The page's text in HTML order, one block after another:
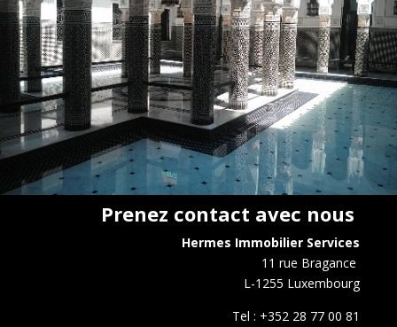
Prenez contact avec nous
Hermes Immobilier Services
11 rue Bragance
L-1255 Luxembourg
Tel : +352 28 77 00 81